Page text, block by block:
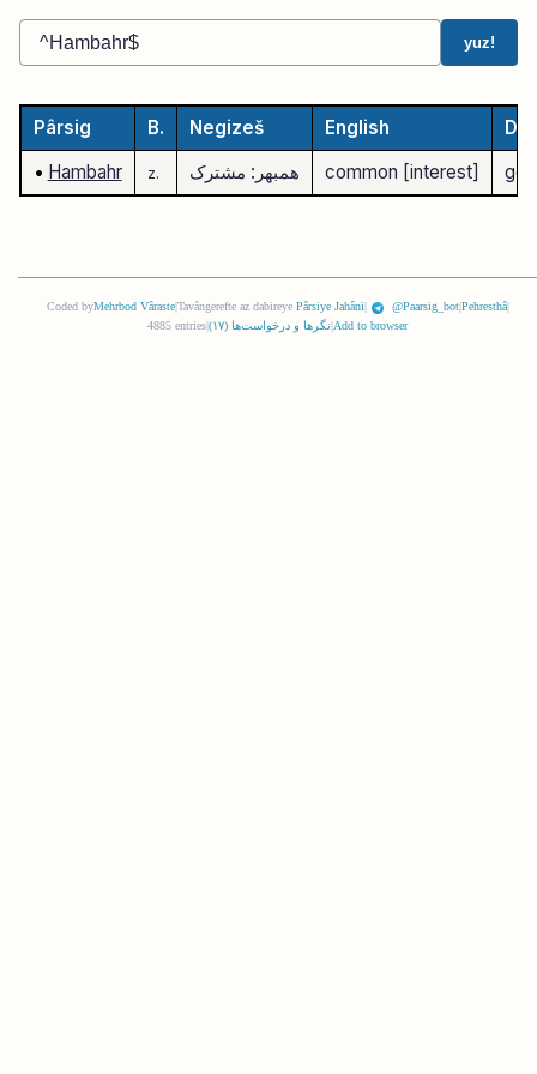
yuz!
Pârsig B. Negizeš English
• Hambahr z. همبهر: مشترک common [interest]
Coded byMehrbod Vâraste|Tavângerefte az dabireye Pârsiye Jahâni| @Paarsig_bot|Pehresthâ|
4885 entries
نگرها و درخواست‌ها (١٧) Add to browser